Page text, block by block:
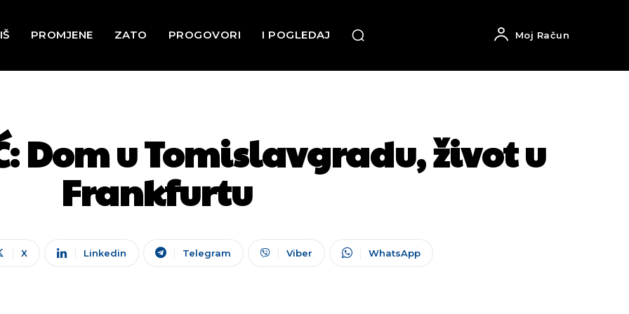
PROMJENE ZATO PROGOVORI I POGLEDAJ Moj Račun
Dom u Tomislavgradu, život u
Frankfurtu
X Linkedin Telegram Viber WhatsApp